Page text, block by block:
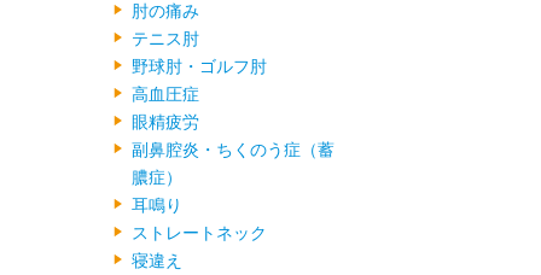
肘の痛み
テニス肘
野球肘・ゴルフ肘
高血圧症
眼精疲労
副鼻腔炎・ちくのう症（蓄
膿症）
耳鳴り
ストレートネック
寝違え